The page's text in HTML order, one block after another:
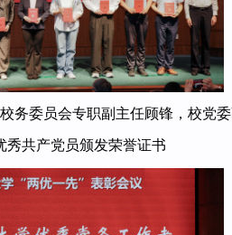
务委员会专职副主任顾锋，校党
秀共产党员颁发荣誉证书